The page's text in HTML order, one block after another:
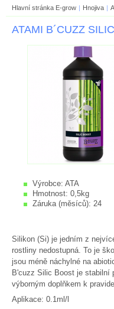
Hlavní stránka E-grow | Hnojiva |
ATAMI B´CUZZ
Výrobce: ATA
Hmotnost: 0,5kg
Záruka (měsíců): 24
Silikon (Si) je jedním z
rostliny nedostupná. To je
jsou méně náchylné na
B'cuzz Silic Boost je stabilní
výborným doplňkem k
Aplikace: 0.1ml/l